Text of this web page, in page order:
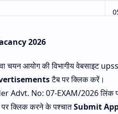
2026
चयन आयोग की विभागीय वेबसाइट
टैब पर क्लिक करें।
Advt. No: 07-EXAM/2026 लिंक
क्लिक करने के पश्चातSubmit